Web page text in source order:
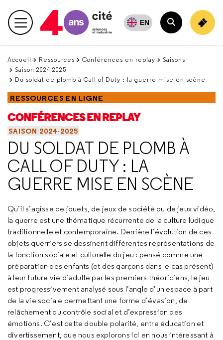
en
haut Menu principal EN
Rechercher
Accueil Ressources Conférences en replay
Saisons
Saison 2024-2025
Du soldat de plomb à Call of Duty : la guerre mise en scène
RESSOURCES EN LIGNE
CONFÉRENCES EN REPLAY
SAISON 2024-2025
DU SOLDAT DE PLOMB À
CALL OF DUTY : LA
GUERRE MISE EN SCÈNE
Qu’il s’agisse de jouets, de jeux de société ou de jeux vidéo,
la guerre est une thématique récurrente de la culture ludique
traditionnelle et contemporaine. Derrière l’évolution de ces
objets guerriers se dessinent différentes représentations de
la fonction sociale et culturelle du jeu : pensé comme une
préparation des enfants (et des garçons dans le cas présent)
à leur future vie d’adulte par les premiers théoriciens, le jeu
est progressivement analysé sous l’angle d’un espace à part
de la vie sociale permettant une forme d’évasion, de
relâchement du contrôle social et d’expression des
émotions. C’est cette double polarité, entre éducation et
divertissement, que nous explorons ici en nous intéressant à